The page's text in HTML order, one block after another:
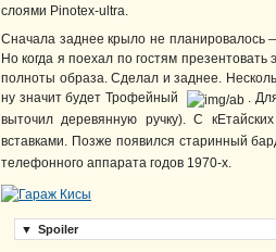
слоями Pinotex-ultra.
Сначала заднее крыло не
Но когда я поехал по гостям
полноты образа. Сделал и заднее.
ну значит будет Трофейный
.
выточил деревянную ручку). С кЕтайских
вставками. Позже появился старинный
телефонного аппарата годов 1970-х.
▼ Spoiler